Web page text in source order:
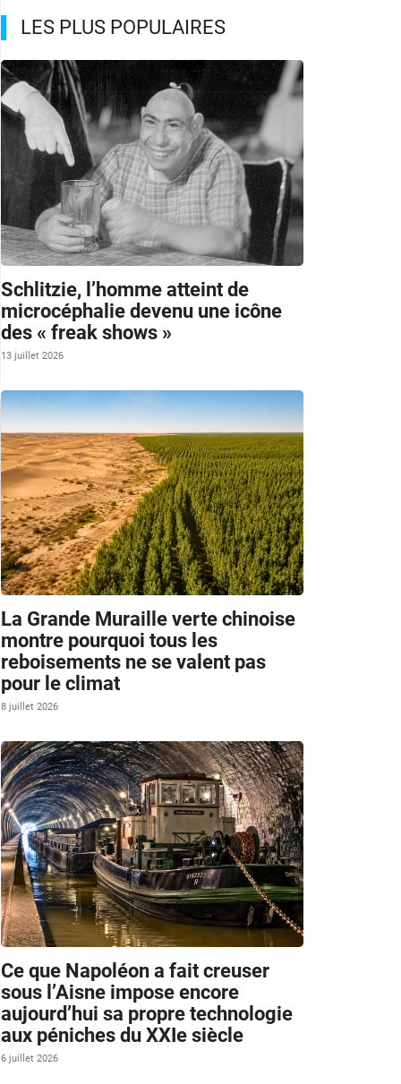
LES PLUS POPULAIRES
Schlitzie, l’homme atteint de
microcéphalie devenu une icône
des « freak shows »
13 juillet 2026
La Grande Muraille verte chinoise
montre pourquoi tous les
reboisements ne se valent pas
pour le climat
8 juillet 2026
Ce que Napoléon a fait creuser
sous l’Aisne impose encore
aujourd’hui sa propre technologie
aux péniches du XXIe siècle
6 juillet 2026